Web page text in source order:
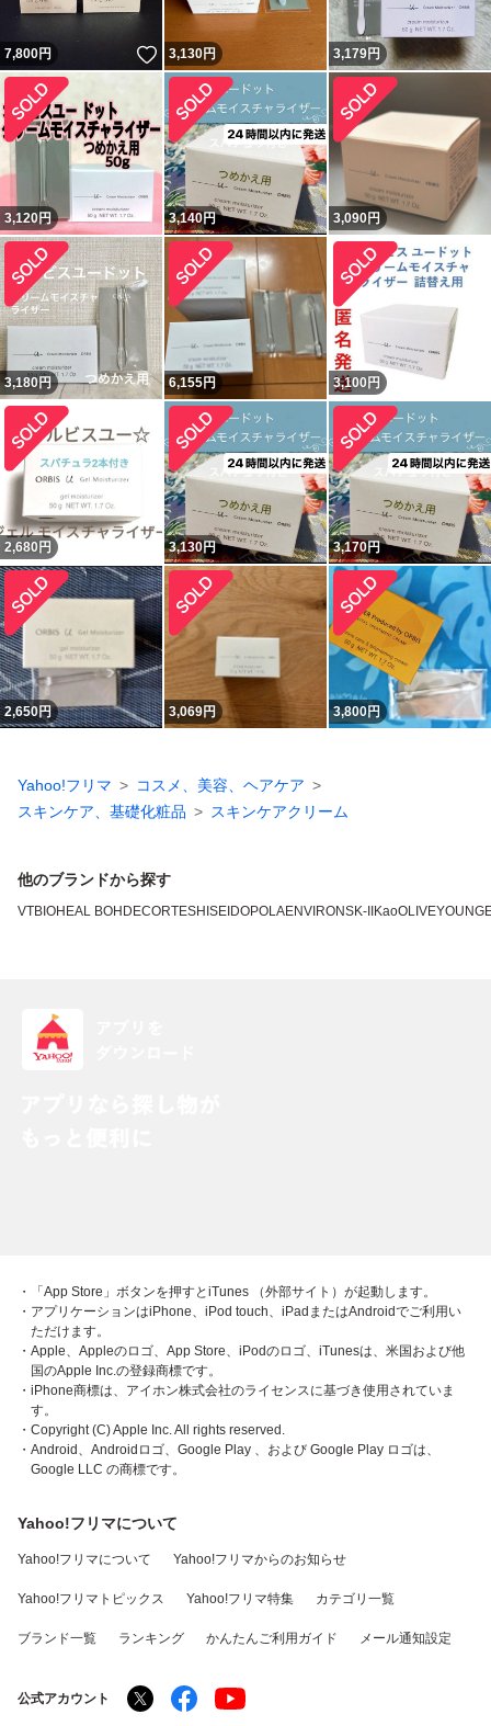
7,800円 いいね！
3,130円 3,179円
3,120円 3,140円 3,090円
3,180円 6,155円 3,100 円
2,680 円 3,130円 3,170円
2,650円 3,069円 3,800円
Yahoo!フリマ
コスメ、美容、ヘアケア
スキンケア、基礎化粧品
スキンケアクリーム
他のブランドから探す
VTBIOHEAL BOH DECORTESHISEIDOPOLAENVIRONSK-II KaoOLIVEYOUNG
・「App Store」ボタンを押すとiTunes （外部サイト）が起動します。
・アプリケーションはiPhone、iPod touch、iPadまたはAndroidでご利用い
ただけます。
・Apple、Appleのロゴ、App Store、iPodのロゴ、iTunesは、米国および他
国のApple Inc.の登録商標です。
・iPhone商標は、アイホン株式会社のライセンスに基づき使用されていま
す。
・Copyright (C) Apple Inc. All rights reserved.
・Android、Androidロゴ、Google Play 、および Google Play ロゴは、
Google LLC の商標です。
Yahoo!フリマについて
Yahoo!フリマについて Yahoo!フリマからのお知らせ
Yahoo!フリマトピックス Yahoo!フリマ特集 カテゴリ一覧
ブランド一覧 ランキング かんたんご利用ガイド メール通知設定
公式アカウント